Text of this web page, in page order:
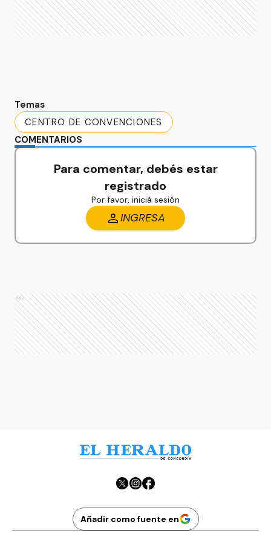
Temas
CENTRO DE CONVENCIONES
COMENTARIOS
Para comentar, debés estar
registrado
Por favor, iniciá sesión
INGRESA
Ads
Añadir como fuente en